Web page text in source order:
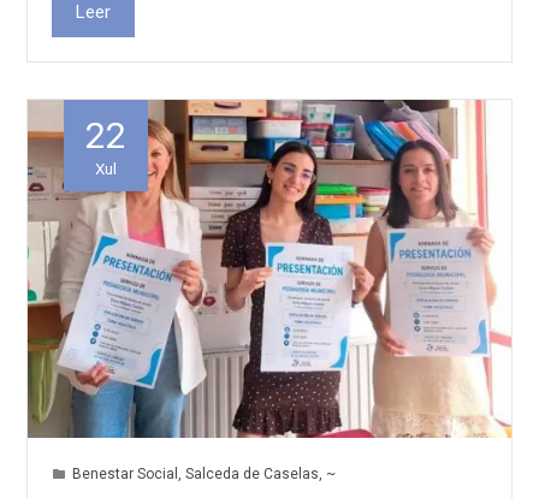
Leer
22
Xul
Benestar Social ,Salceda de Caselas, ~